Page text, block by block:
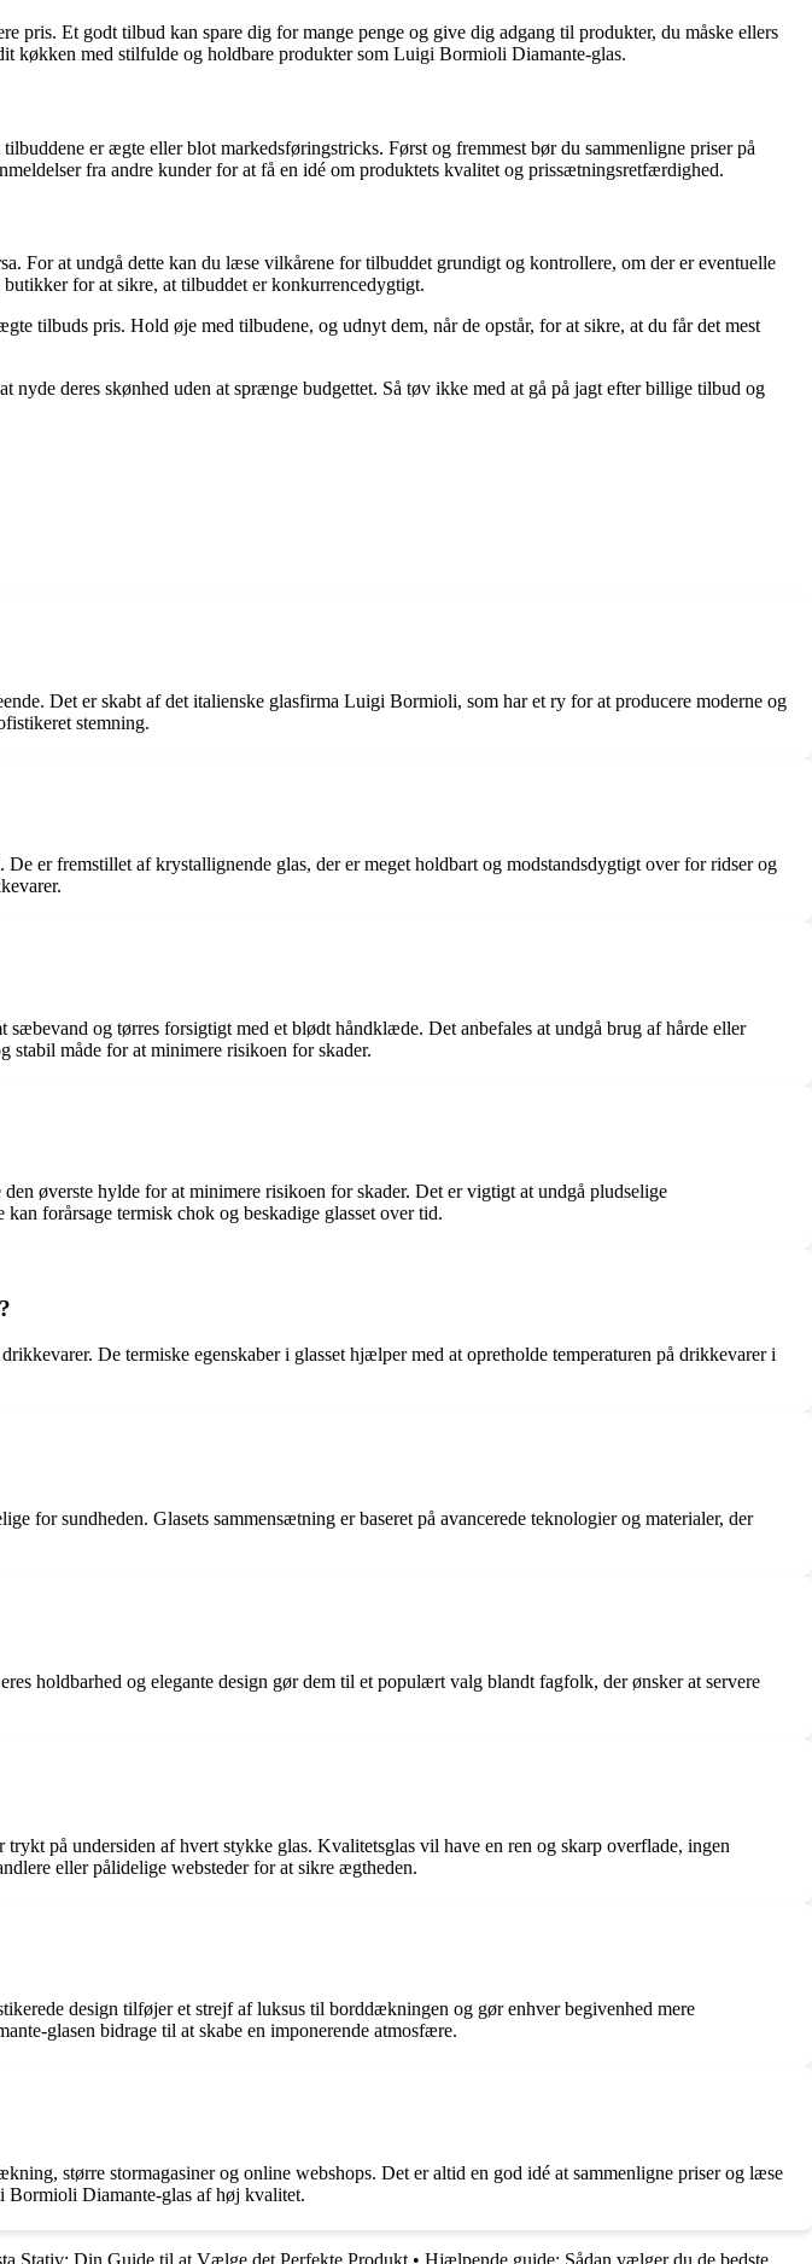
Et godt tilbud kan spare dig for mange penge og give dig adgang til produkter, du måske ellers
køkken med stilfulde og holdbare produkter som Luigi Bormioli Diamante-glas.
er ægte eller blot markedsføringstricks. Først og fremmest bør du sammenligne priser på
fra andre kunder for at få en idé om produktets kvalitet og prissætningsretfærdighed.
For at undgå dette kan du læse vilkårene for tilbuddet grundigt og kontrollere, om der er eventuelle
for at sikre, at tilbuddet er konkurrencedygtigt.
tilbuds pris. Hold øje med tilbudene, og udnyt dem, når de opstår, for at sikre, at du får det mest
deres skønhed uden at sprænge budgettet. Så tøv ikke med at gå på jagt efter billige tilbud og
Det er skabt af det italienske glasfirma Luigi Bormioli, som har et ry for at producere moderne og
stemning.
er fremstillet af krystallignende glas, der er meget holdbart og modstandsdygtigt over for ridser og
og tørres forsigtigt med et blødt håndklæde. Det anbefales at undgå brug af hårde eller
stabil måde for at minimere risikoen for skader.
øverste hylde for at minimere risikoen for skader. Det er vigtigt at undgå pludselige
forårsage termisk chok og beskadige glasset over tid.
De termiske egenskaber i glasset hjælper med at opretholde temperaturen på drikkevarer i
for sundheden. Glasets sammensætning er baseret på avancerede teknologier og materialer, der
holdbarhed og elegante design gør dem til et populært valg blandt fagfolk, der ønsker at servere
på undersiden af hvert stykke glas. Kvalitetsglas vil have en ren og skarp overflade, ingen
eller pålidelige websteder for at sikre ægtheden.
design tilføjer et strejf af luksus til borddækningen og gør enhver begivenhed mere
glasen bidrage til at skabe en imponerende atmosfære.
større stormagasiner og online webshops. Det er altid en god idé at sammenligne priser og læse
Bormioli Diamante-glas af høj kvalitet.
Stativ: Din Guide til at Vælge det Perfekte Produkt • Hjælpende guide: Sådan vælger du de bedste